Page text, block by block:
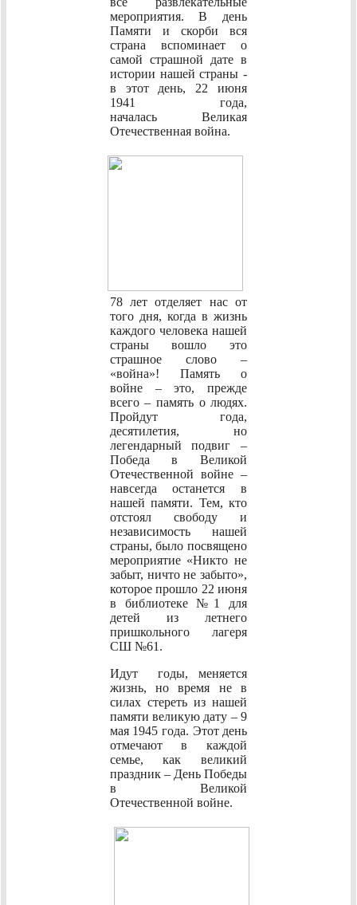
мероприятия. В день
Памяти и скорби вся
страна вспоминает о
самой страшной дате в
истории нашей страны -
в этот день, 22 июня
1941 года,
началась Великая
Отечественная война.
78 лет отделяет нас от
того дня, когда в жизнь
каждого человека нашей
страны вошло это
страшное слово –
«война»! Память о
войне – это, прежде
всего – память о людях.
Пройдут года,
десятилетия, но
легендарный подвиг –
Победа в Великой
Отечественной войне –
навсегда останется в
нашей памяти. Тем, кто
отстоял свободу и
независимость нашей
страны, было посвящено
мероприятие «Никто не
забыт, ничто не забыто»,
которое прошло 22 июня
в библиотеке №1 для
детей из летнего
пришкольного лагеря
СШ №61.
Идут годы, меняется
жизнь, но время не в
силах стереть из нашей
памяти великую дату – 9
мая 1945 года. Этот день
отмечают в каждой
семье, как великий
праздник – День Победы
в Великой
Отечественной войне.